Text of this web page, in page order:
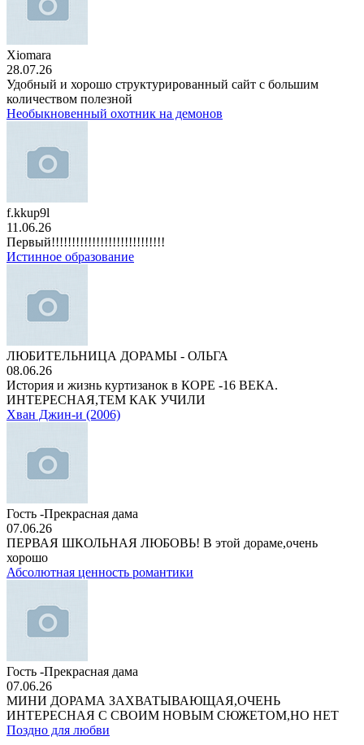
Xiomara
28.07.26
Удобный и хорошо структурированный сайт с большим
количеством полезной
Необыкновенный охотник на демонов
f.kkup9l
11.06.26
Первый!!!!!!!!!!!!!!!!!!!!!!!!!!!!
Истинное образование
ЛЮБИТЕЛЬНИЦА ДОРАМЫ - ОЛЬГА
08.06.26
История и жизнь куртизанок в КОРЕ -16 ВЕКА.
ИНТЕРЕСНАЯ,ТЕМ КАК УЧИЛИ
Хван Джин-и (2006)
Гость -Прекрасная дама
07.06.26
ПЕРВАЯ ШКОЛЬНАЯ ЛЮБОВЬ! В этой дораме,очень
хорошо
Абсолютная ценность романтики
Гость -Прекрасная дама
07.06.26
МИНИ ДОРАМА ЗАХВАТЫВАЮЩАЯ,ОЧЕНЬ
ИНТЕРЕСНАЯ С СВОИМ НОВЫМ СЮЖЕТОМ,НО НЕТ
Поздно для любви